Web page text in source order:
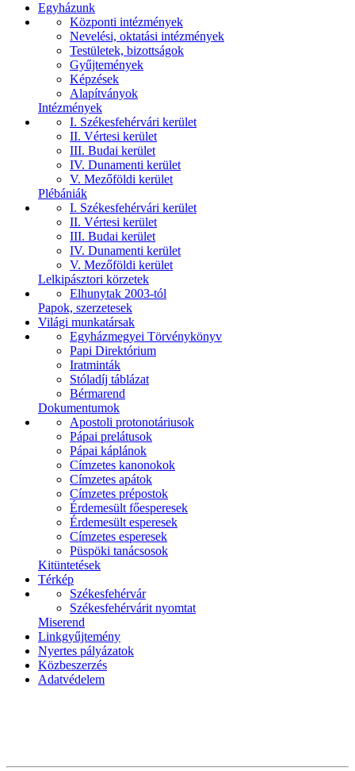
Egyházunk
Központi intézmények
Nevelési, oktatási intézmények
Testületek, bizottságok
Gyűjtemények
Képzések
Alapítványok
Intézmények
I. Székesfehérvári kerület
II. Vértesi kerület
III. Budai kerület
IV. Dunamenti kerület
V. Mezőföldi kerület
Plébániák
I. Székesfehérvári kerület
II. Vértesi kerület
III. Budai kerület
IV. Dunamenti kerület
V. Mezőföldi kerület
Lelkipásztori körzetek
Elhunytak 2003-tól
Papok, szerzetesek
Világi munkatársak
Egyházmegyei Törvénykönyv
Papi Direktórium
Iratminták
Stóladíj táblázat
Bérmarend
Dokumentumok
Apostoli protonotáriusok
Pápai prelátusok
Pápai káplánok
Címzetes kanonokok
Címzetes apátok
Címzetes prépostok
Érdemesült főesperesek
Érdemesült esperesek
Címzetes esperesek
Püspöki tanácsosok
Kitüntetések
Térkép
Székesfehérvár
Székesfehérvárit nyomtat
Miserend
Linkgyűjtemény
Nyertes pályázatok
Közbeszerzés
Adatvédelem